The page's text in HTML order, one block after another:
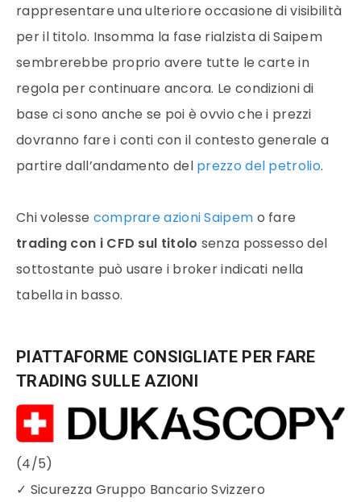
rappresentare una ulteriore occasione di visibilità
per il titolo. Insomma la fase rialzista di Saipem
sembrerebbe proprio avere tutte le carte in
regola per continuare ancora. Le condizioni di
base ci sono anche se poi è ovvio che i prezzi
dovranno fare i conti con il contesto generale a
partire dall’andamento del prezzo del petrolio.
Chi volesse comprare azioni Saipem o fare
trading con i CFD sul titolo senza possesso del
sottostante può usare i broker indicati nella
tabella in basso.
PIATTAFORME CONSIGLIATE PER FARE
TRADING SULLE AZIONI
(4/5)
✓ Sicurezza Gruppo Bancario Svizzero